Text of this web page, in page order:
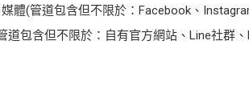
體(管道包含但不限於：Facebook、
包含但不限於：自有官方網站、Line社群、